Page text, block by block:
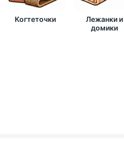
Когтеточки
Лежанки и
домики